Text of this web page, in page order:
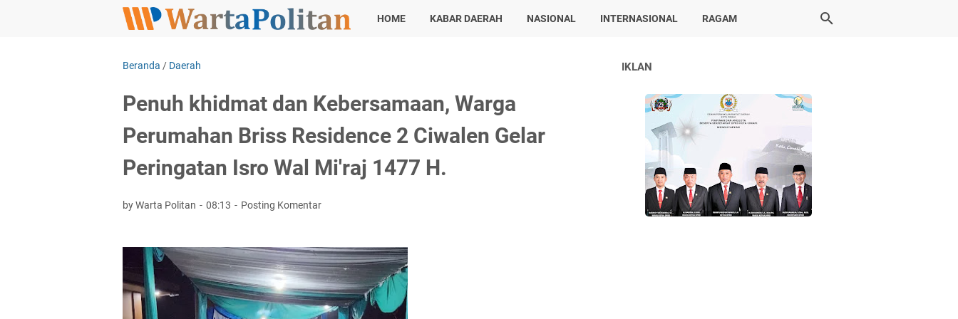
HOME KABAR DAERAH NASIONAL INTERNASIONAL RAGAM
Beranda / Daerah
Penuh khidmat dan Kebersamaan, Warga
Perumahan Briss Residence 2 Ciwalen Gelar
Peringatan Isro Wal Mi'raj 1477 H.
by Warta Politan 08:13 Posting Komentar
IKLAN